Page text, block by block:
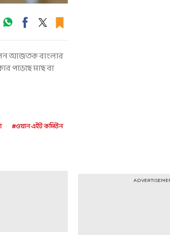
আজতক বাংলার
পড়েছে মাছ বা
#ওয়ান এইট কমিউন